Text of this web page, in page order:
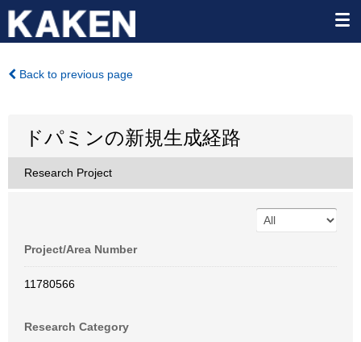
Back to previous page
ドパミンの新規生成経路
Research Project
Project/Area Number
11780566
Research Category